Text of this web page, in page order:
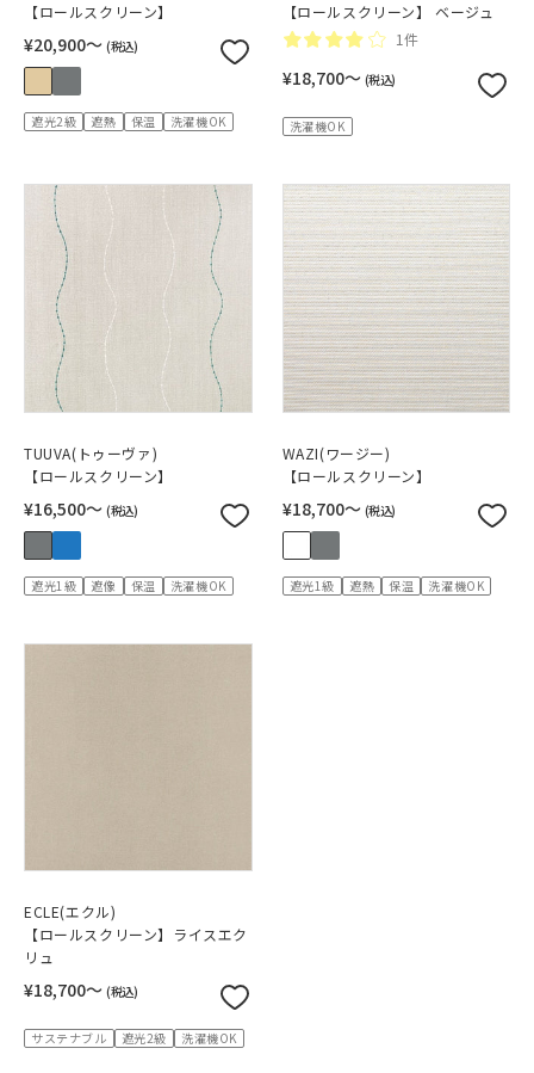
【ロールスクリーン】
¥20,900〜 (税込)
遮光2級 遮熱 保温 洗濯機OK
【ロールスクリーン】 ベージュ
1件
¥18,700〜 (税込)
洗濯機OK
TUUVA(トゥーヴァ)
【ロールスクリーン】
¥16,500〜 (税込)
遮光1級 遮像 保温 洗濯機OK
WAZI(ワージー)
【ロールスクリーン】
¥18,700〜 (税込)
遮光1級 遮熱 保温 洗濯機OK
ECLE(エクル)
【ロールスクリーン】ライスエク
リュ
¥18,700〜 (税込)
サステナブル 遮光2級 洗濯機OK